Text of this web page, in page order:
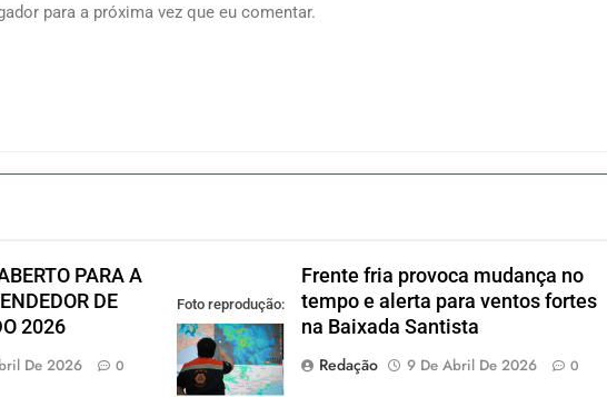
para a próxima vez que eu comentar.
PARA A
DE
2026
De 2026 0
Foto reprodução:
Defesa Civil SP
Frente fria provoca mudança no
tempo e alerta para ventos fortes
na Baixada Santista
Redação
9 De Abril De 2026 0